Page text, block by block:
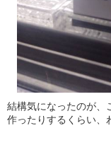
結構気になったのが、
作ったりするくらい、